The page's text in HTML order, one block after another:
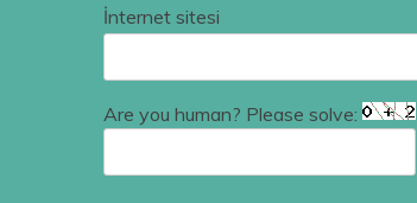
İnternet sitesi
Are you human? Please solve: